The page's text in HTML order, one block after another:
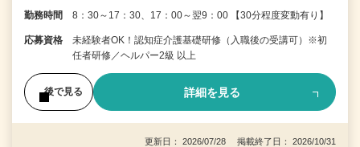
勤務時間 8：30～17：30、17：00～翌9：00 【30分程度変動有り】
応募資格
未経験者OK！認知症介護基礎研修（入職後の受講可）※初
任者研修／ヘルパー2級 以上
後で見る 詳細を見る
更新日： 2026/07/28 掲載終了日： 2026/10/31